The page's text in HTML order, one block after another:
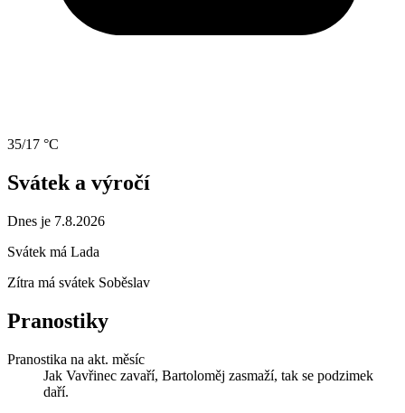
35/17 °C
Svátek a výročí
Dnes je 7.8.2026
Svátek má Lada
Zítra má svátek Soběslav
Pranostiky
Pranostika na akt. měsíc
Jak Vavřinec zavaří, Bartoloměj zasmaží, tak se podzimek
daří.